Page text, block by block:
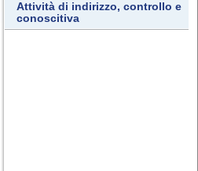
Attività di indirizzo, controllo e
conoscitiva